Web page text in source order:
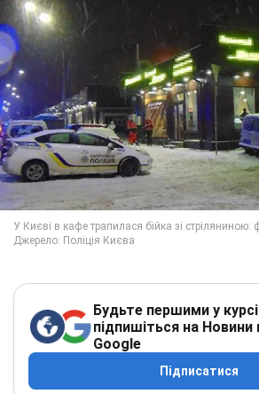
Будьте першими у
підпишіться на Новини
Google
Підписатися